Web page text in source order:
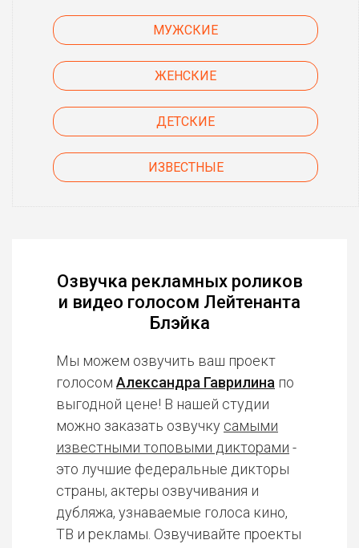
МУЖСКИЕ
ЖЕНСКИЕ
ДЕТСКИЕ
ИЗВЕСТНЫЕ
Озвучка рекламных роликов
и видео голосом Лейтенанта
Блэйка
Мы можем озвучить ваш проект
голосом Александра Гаврилина по
выгодной цене! В нашей студии
можно заказать озвучку самыми
известными топовыми дикторами -
это лучшие федеральные дикторы
страны, актеры озвучивания и
дубляжа, узнаваемые голоса кино,
ТВ и рекламы. Озвучивайте проекты